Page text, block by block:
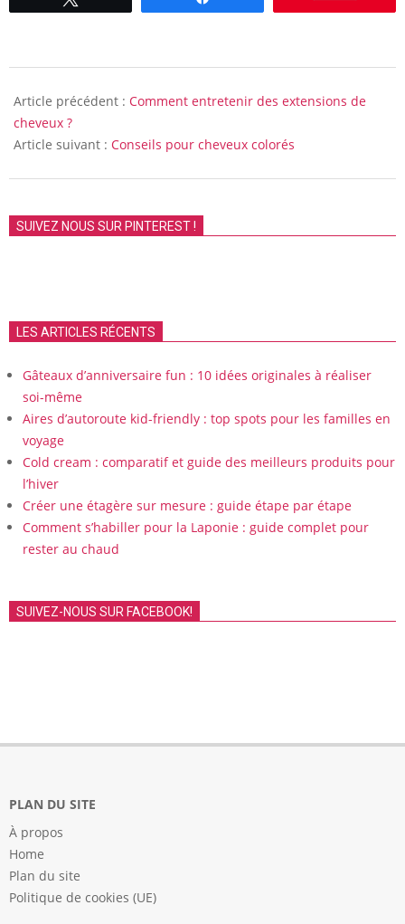
05-
10
Article précédent : Comment entretenir des extensions de
cheveux ?
Article suivant : Conseils pour cheveux colorés
SUIVEZ NOUS SUR PINTEREST !
LES ARTICLES RÉCENTS
Gâteaux d’anniversaire fun : 10 idées originales à réaliser
soi-même
Aires d’autoroute kid-friendly : top spots pour les familles en
voyage
Cold cream : comparatif et guide des meilleurs produits pour
l’hiver
Créer une étagère sur mesure : guide étape par étape
Comment s’habiller pour la Laponie : guide complet pour
rester au chaud
SUIVEZ-NOUS SUR FACEBOOK!
PLAN DU SITE
À propos
Home
Plan du site
Politique de cookies (UE)